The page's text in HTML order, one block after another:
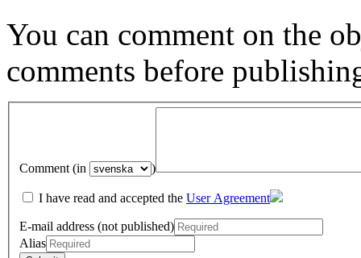
You can comment on the
comments before
Comment (in )
I have read and accepted the User Agreement
E-mail address (not published)
Alias